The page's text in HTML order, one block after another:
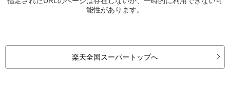
能性があります。
楽天全国スーパートップへ